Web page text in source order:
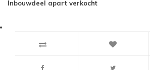
Inbouwdeel apart verkocht